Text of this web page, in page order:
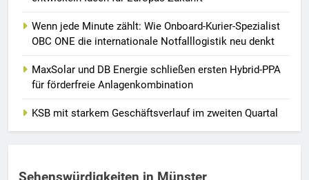
Wenn jede Minute zählt: Wie Onboard-Kurier-Spezialist
OBC ONE die internationale Notfalllogistik neu denkt
MaxSolar und DB Energie schließen ersten Hybrid-PPA
für förderfreie Anlagenkombination
KSB mit starkem Geschäftsverlauf im zweiten Quartal